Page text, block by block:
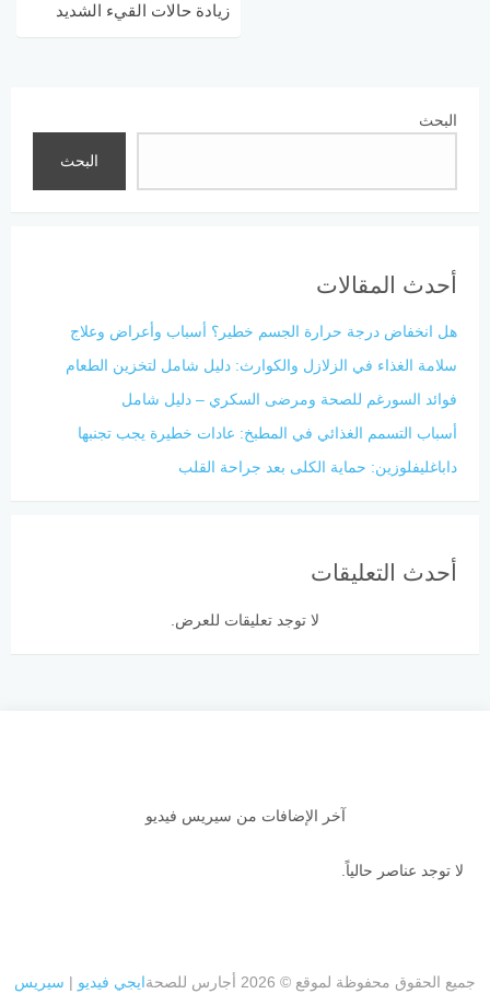
زيادة حالات القيء الشديد
البحث
البحث
أحدث المقالات
هل انخفاض درجة حرارة الجسم خطير؟ أسباب وأعراض وعلاج
سلامة الغذاء في الزلازل والكوارث: دليل شامل لتخزين الطعام
فوائد السورغم للصحة ومرضى السكري – دليل شامل
أسباب التسمم الغذائي في المطبخ: عادات خطيرة يجب تجنبها
داباغليفلوزين: حماية الكلى بعد جراحة القلب
أحدث التعليقات
لا توجد تعليقات للعرض.
آخر الإضافات من سيريس فيديو
لا توجد عناصر حالياً.
جميع الحقوق محفوظة لموقع © 2026 أجارس للصحة ايجي فيديو | سيريس